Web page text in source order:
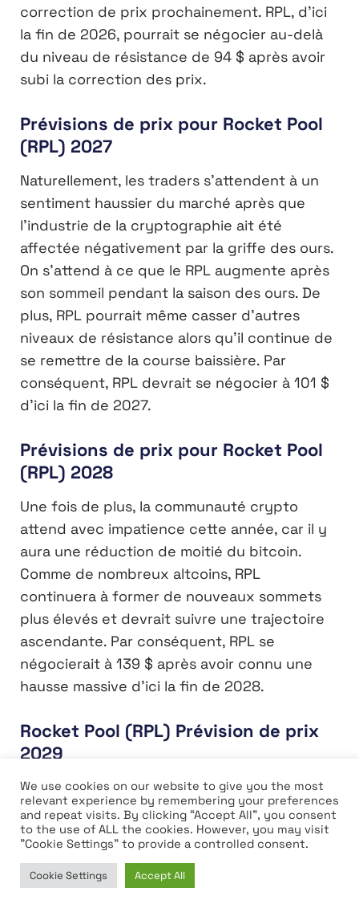
correction de prix prochainement. RPL, d’ici
la fin de 2026, pourrait se négocier au-delà
du niveau de résistance de 94 $ après avoir
subi la correction des prix.
Prévisions de prix pour Rocket Pool
(RPL) 2027
Naturellement, les traders s’attendent à un
sentiment haussier du marché après que
l’industrie de la cryptographie ait été
affectée négativement par la griffe des ours.
On s’attend à ce que le RPL augmente après
son sommeil pendant la saison des ours. De
plus, RPL pourrait même casser d’autres
niveaux de résistance alors qu’il continue de
se remettre de la course baissière. Par
conséquent, RPL devrait se négocier à 101 $
d’ici la fin de 2027.
Prévisions de prix pour Rocket Pool
(RPL) 2028
Une fois de plus, la communauté crypto
attend avec impatience cette année, car il y
aura une réduction de moitié du bitcoin.
Comme de nombreux altcoins, RPL
continuera à former de nouveaux sommets
plus élevés et devrait suivre une trajectoire
ascendante. Par conséquent, RPL se
négocierait à 139 $ après avoir connu une
hausse massive d’ici la fin de 2028.
Rocket Pool (RPL) Prévision de prix
2029
2029 devrait être un nouveau cycle haussier
en raison des conséquences de la réduction
de moitié du BTC. Cependant, les traders
spéculent que le marché de la cryptographie
deviendra progressivement stable d’ici cette
Home News
We use cookies on our website to give you the most
relevant experience by remembering your preferences
and repeat visits. By clicking “Accept All”, you consent
to the use of ALL the cookies. However, you may visit
"Cookie Settings" to provide a controlled consent.
Cookie Settings Accept All